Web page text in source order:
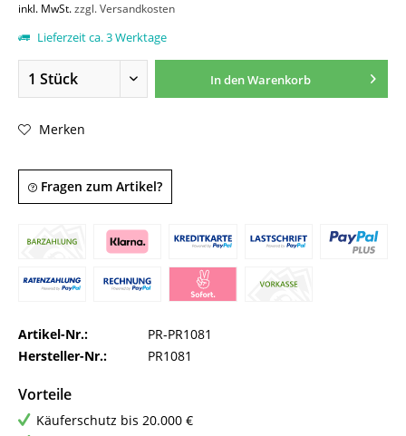
inkl. MwSt.zzgl. Versandkosten
Lieferzeit ca. 3 Werktage
In denWarenkorb
Merken
Fragen zum Artikel?
Artikel-Nr.:
PR-PR1081
Hersteller-Nr.:
PR1081
Vorteile
Käuferschutz bis 20.000 €